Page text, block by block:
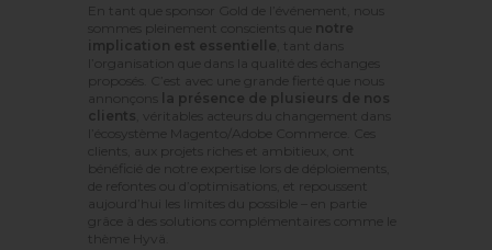
En tant que sponsor Gold de l’événement, nous
sommes pleinement conscients que notre
implication est essentielle , tant dans
l’organisation que dans la qualité des échanges
proposés. C’est avec une grande fierté que nous
annonçons
la présence de plusieurs de nos
clients , véritables acteurs du changement dans
l’écosystème Magento/Adobe Commerce. Ces
clients, aux projets riches et ambitieux, ont
bénéficié de notre expertise lors de déploiements,
de refontes ou d’optimisations, et repoussent
aujourd’hui les limites du possible – en partie
grâce à des solutions complémentaires comme le
thème Hyvä.